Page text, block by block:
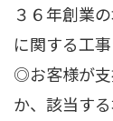
３６年創業
に関する工
◎お客様が支
か、該当す